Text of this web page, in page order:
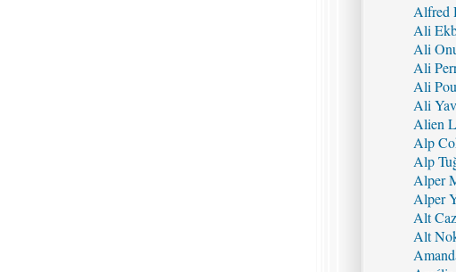
Alfred
Ali
Ali
Ali
Ali
Ali
Alien
Alp
Alp
Alper
Alper
Alt Caz
Alt